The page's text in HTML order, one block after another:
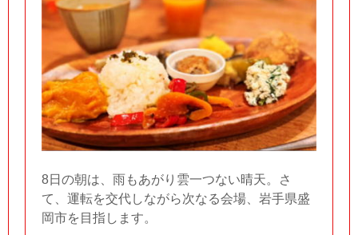
8日の朝は、雨もあがり雲一つない晴天。さ
て、運転を交代しながら次なる会場、岩手県盛
岡市を目指します。